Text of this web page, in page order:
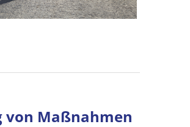
von Maßnahmen